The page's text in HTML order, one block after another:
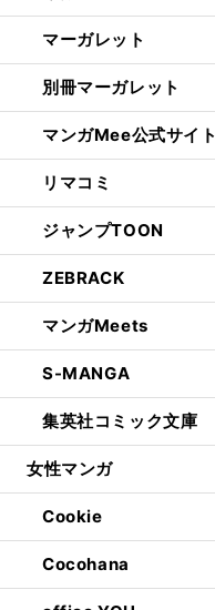
マーガレット
別冊マーガレット
マンガMee公式サイト
リマコミ
ジャンプTOON
ZEBRACK
マンガMeets
S-MANGA
集英社コミック文庫
女性マンガ
Cookie
Cocohana